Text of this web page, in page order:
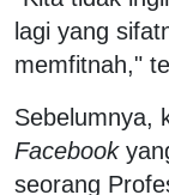
lagi yang
memfitnah,"
Sebelumnya,
Facebook
seorang